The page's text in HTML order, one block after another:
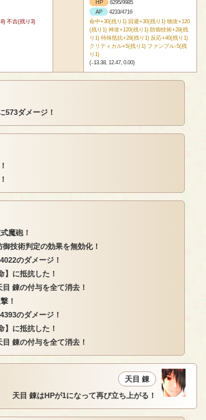
不吉(残り3)
HP
6295/9985
AP
4233/4716
命中+30(残り1) 回避+30(残り1) 物攻+120
(残り1) 神攻+120(残り1) 防御技術+28(残
り1) 特殊抵抗+28(残り1) 反応+40(残り1)
クリティカル+5(残り1) ファンブル-5(残
り1)
(-13.38, 12.47, 0.00)
573ダメージ！
魔砲！
御技術判定の効果を無効化！
のダメージ！
】に抵抗した！
錬の付与を全て消去！
！
のダメージ！
】に抵抗した！
錬の付与を全て消去！
天目 錬
天目 錬はHPが1になって再び立ち上がる！